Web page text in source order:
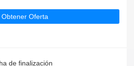
Obtener Oferta
de finalización